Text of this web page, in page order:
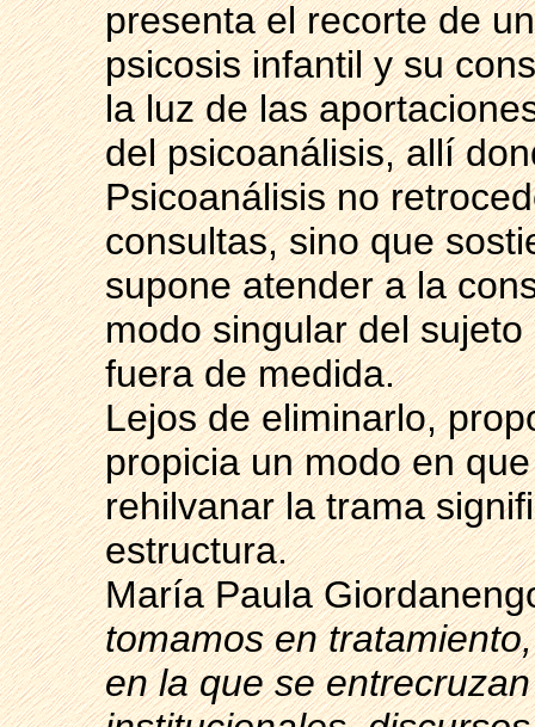
presenta el recorte de
psicosis infantil y su
la luz de las
del psicoanálisis, allí
Psicoanálisis no
consultas, sino que
supone atender a la
modo singular del
fuera de medida.
Lejos de eliminarlo,
propicia un modo en
rehilvanar la trama
estructura.
María Paula
tomamos en
en la que se